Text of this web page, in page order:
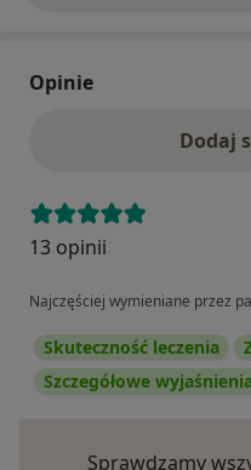
Opinie
Dodaj
13 opinii
Najczęściej wymieniane przez
Skuteczność leczenia
Szczegółowe
Sprawdzamy